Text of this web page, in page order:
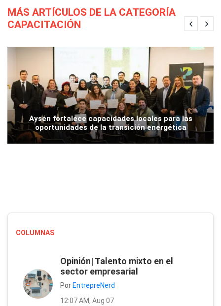
MÁS ARTÍCULOS DE LA CATEGORÍA
CAPACITACIÓN
Aysén fortalece capacidades locales para las
oportunidades de la transición energética
COLUMNAS
Opinión| Talento mixto en el
sector empresarial
Por EntrepreNerd
12:07 AM, Aug 07